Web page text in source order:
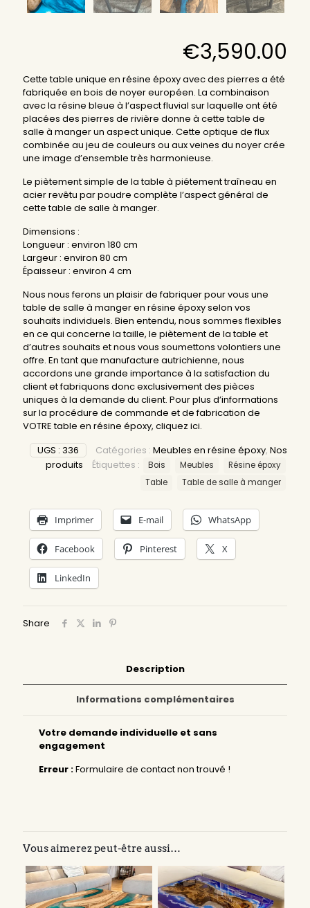
€3,590.00
Cette table unique en résine époxy avec des pierres a été
fabriquée en bois de noyer européen. La combinaison
avec la résine bleue à l’aspect fluvial sur laquelle ont été
placées des pierres de rivière donne à cette table de
salle à manger un aspect unique. Cette optique de flux
combinée au jeu de couleurs ou aux veines du noyer crée
une image d’ensemble très harmonieuse.
Le piètement simple de la table à piétement traîneau en
acier revêtu par poudre complète l’aspect général de
cette table de salle à manger.
Dimensions :
Longueur : environ 180 cm
Largeur : environ 80 cm
Épaisseur : environ 4 cm
Nous nous ferons un plaisir de fabriquer pour vous une
table de salle à manger en résine époxy selon vos
souhaits individuels. Bien entendu, nous sommes flexibles
en ce qui concerne la taille, le piètement de la table et
d’autres souhaits et nous vous soumettons volontiers une
offre. En tant que manufacture autrichienne, nous
accordons une grande importance à la satisfaction du
client et fabriquons donc exclusivement des pièces
uniques à la demande du client. Pour plus d’informations
sur la procédure de commande et de fabrication de
VOTRE table en résine époxy, cliquez ici.
UGS : 336 Catégories : Meubles en résine époxy, Nos
produits
Étiquettes : Bois Meubles
Résine époxy
Table
Table de salle à manger
Imprimer E-mail WhatsApp
Facebook Pinterest X
LinkedIn
Share
Description
Informations complémentaires
Votre demande individuelle et sans
engagement
Erreur :Formulaire de contact non trouvé !
Vous aimerez peut-être aussi…